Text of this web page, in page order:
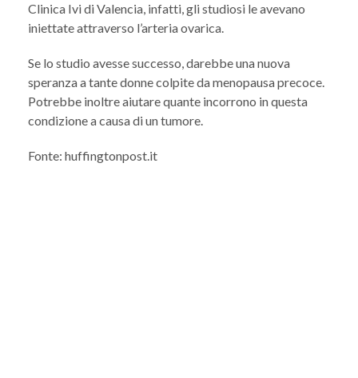
Clinica Ivi di Valencia, infatti, gli studiosi le avevano
iniettate attraverso l’arteria ovarica.
Se lo studio avesse successo, darebbe una nuova
speranza a tante donne colpite da menopausa precoce.
Potrebbe inoltre aiutare quante incorrono in questa
condizione a causa di un tumore.
Fonte: huffingtonpost.it